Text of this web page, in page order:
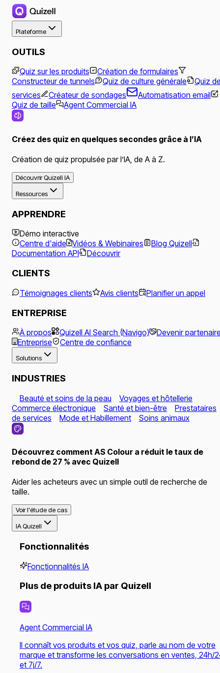
Plateforme
OUTILS
Quiz sur les produits
Création de formulaires
Constructeur de tunnels
Quiz de culture générale
Quiz
services
Créateur de sondages
Automatisation email
Quiz de taille
Agent Commercial IA
Créez des quiz en quelques secondes grâce à l’IA
Création de quiz propulsée par l’IA, de A à Z.
Découvrir Quizell IA
Ressources
APPRENDRE
Démo interactive
Centre d'aide
Vidéos & Webinaires
Blog Quizell
Documentation API
Découvrir
CLIENTS
Témoignages clients Avis clients Planifier un appel
ENTREPRISE
À propos Quizell AI Search (Navigo)
Devenir
Entreprise
Centre de confiance
Solutions
INDUSTRIES
Beauté et soins de la peau
Voyages et hôtellerie
Commerce électronique
Santé et bien-être
Prestataires
de services
Mode et Habillement Soins animaux
Découvrez comment AS Colour a réduit le taux de
rebond de 27 % avec Quizell
Aider les acheteurs avec un simple outil de recherche de
taille.
Voir l'étude de cas
IA Quizell
Fonctionnalités
Fonctionnalités IA
Plus de produits IA par Quizell
Agent Commercial IA
Il connaît vos produits et vos quiz, parle au nom de votre
marque et transforme les conversations en ventes, 24h/
et 7j/7.